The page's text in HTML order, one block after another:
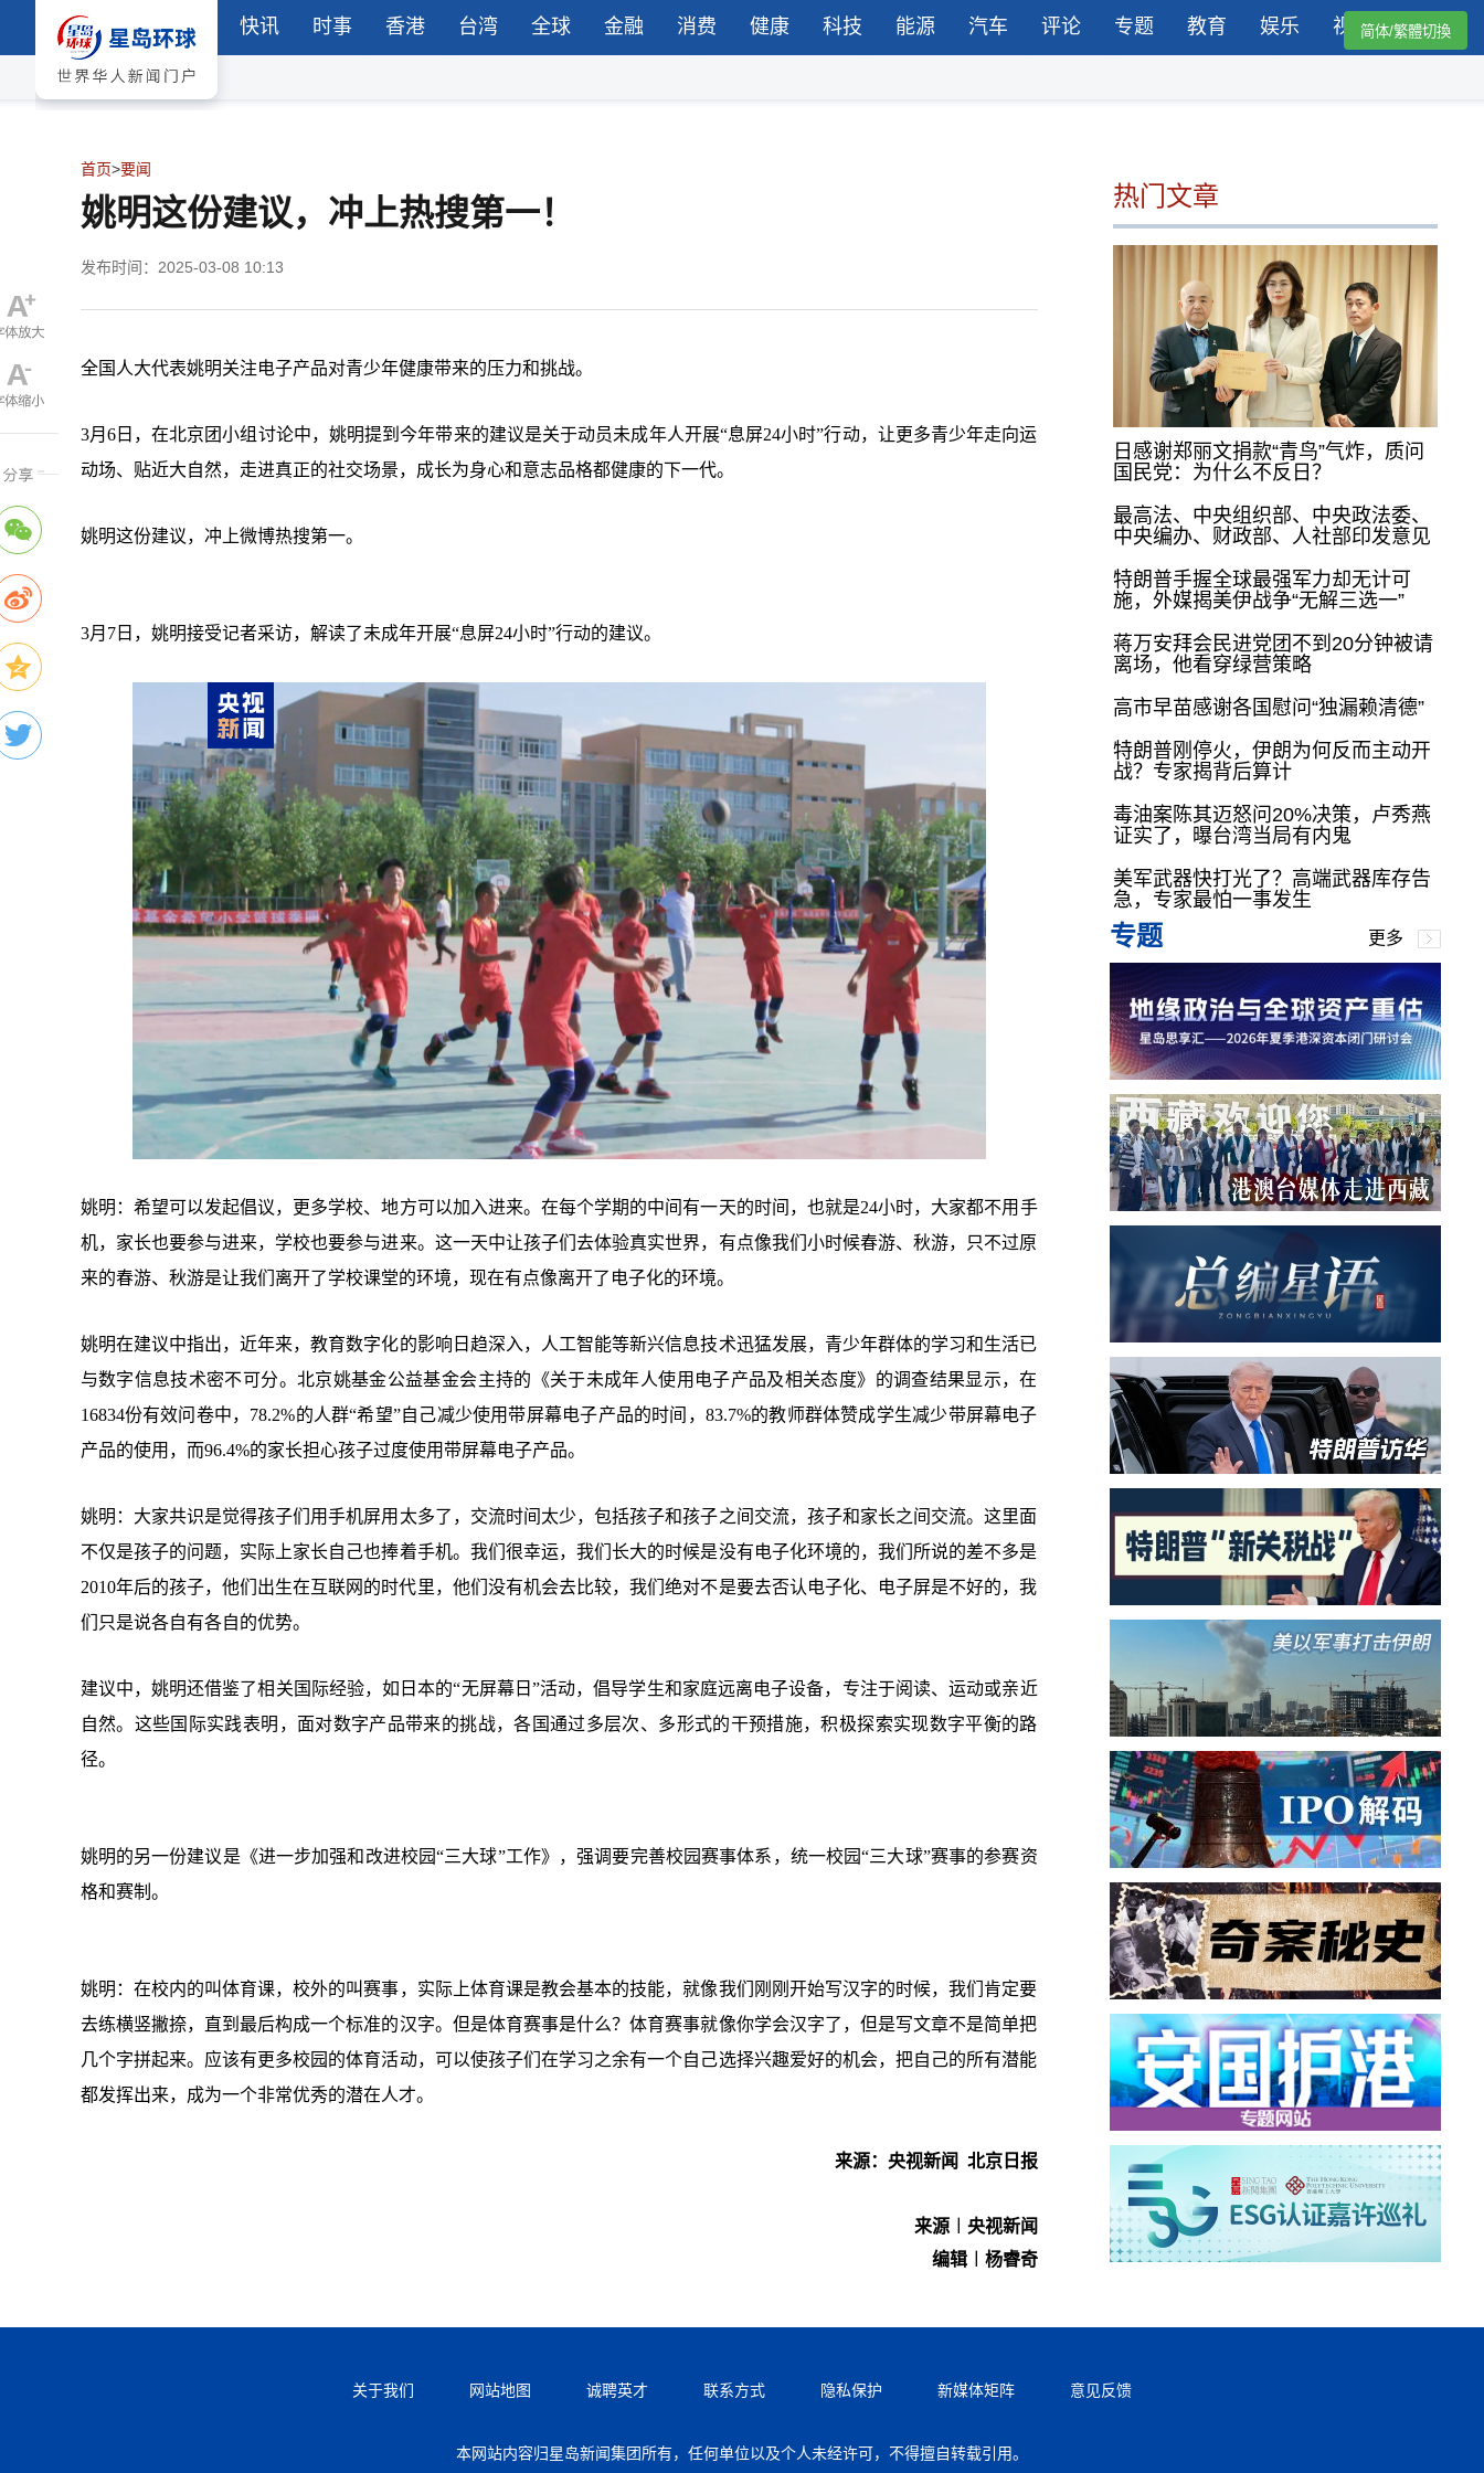
快讯 时事 香港 台湾 全球 金融 消费 健康 科技 能源 汽车 评论 专题 教育 娱乐 视频简体/繁體切換
首页>要闻
姚明这份建议，冲上热搜第一！
发布时间：2025-03-08 10:13
全国人大代表姚明关注电子产品对青少年健康带来的压力和挑战。
3月6日，在北京团小组讨论中，姚明提到今年带来的建议是关于动员未成年人开展“息屏24小时”行动，让更多青少年走向运
动场、贴近大自然，走进真正的社交场景，成长为身心和意志品格都健康的下一代。
姚明这份建议，冲上微博热搜第一。
3月7日，姚明接受记者采访，解读了未成年开展“息屏24小时”行动的建议。
姚明：希望可以发起倡议，更多学校、地方可以加入进来。在每个学期的中间有一天的时间，也就是24小时，大家都不用手
机，家长也要参与进来，学校也要参与进来。这一天中让孩子们去体验真实世界，有点像我们小时候春游、秋游，只不过原
来的春游、秋游是让我们离开了学校课堂的环境，现在有点像离开了电子化的环境。
姚明在建议中指出，近年来，教育数字化的影响日趋深入，人工智能等新兴信息技术迅猛发展，青少年群体的学习和生活已
与数字信息技术密不可分。北京姚基金公益基金会主持的《关于未成年人使用电子产品及相关态度》的调查结果显示，在
16834份有效问卷中，78.2%的人群“希望”自己减少使用带屏幕电子产品的时间，83.7%的教师群体赞成学生减少带屏幕电子
产品的使用，而96.4%的家长担心孩子过度使用带屏幕电子产品。
姚明：大家共识是觉得孩子们用手机屏用太多了，交流时间太少，包括孩子和孩子之间交流，孩子和家长之间交流。这里面
不仅是孩子的问题，实际上家长自己也捧着手机。我们很幸运，我们长大的时候是没有电子化环境的，我们所说的差不多是
2010年后的孩子，他们出生在互联网的时代里，他们没有机会去比较，我们绝对不是要去否认电子化、电子屏是不好的，我
们只是说各自有各自的优势。
建议中，姚明还借鉴了相关国际经验，如日本的“无屏幕日”活动，倡导学生和家庭远离电子设备，专注于阅读、运动或亲近
自然。这些国际实践表明，面对数字产品带来的挑战，各国通过多层次、多形式的干预措施，积极探索实现数字平衡的路
径。
姚明的另一份建议是《进一步加强和改进校园“三大球”工作》，强调要完善校园赛事体系，统一校园“三大球”赛事的参赛资
格和赛制。
姚明：在校内的叫体育课，校外的叫赛事，实际上体育课是教会基本的技能，就像我们刚刚开始写汉字的时候，我们肯定要
去练横竖撇捺，直到最后构成一个标准的汉字。但是体育赛事是什么？体育赛事就像你学会汉字了，但是写文章不是简单把
几个字拼起来。应该有更多校园的体育活动，可以使孩子们在学习之余有一个自己选择兴趣爱好的机会，把自己的所有潜能
都发挥出来，成为一个非常优秀的潜在人才。
来源：央视新闻 北京日报
来源︱央视新闻
编辑︱杨睿奇
热门文章
日感谢郑丽文捐款“青鸟”气炸，质问
国民党：为什么不反日？
最高法、中央组织部、中央政法委、
中央编办、财政部、人社部印发意见
特朗普手握全球最强军力却无计可
施，外媒揭美伊战争“无解三选一”
蒋万安拜会民进党团不到20分钟被请
离场，他看穿绿营策略
高市早苗感谢各国慰问“独漏赖清德”
特朗普刚停火，伊朗为何反而主动开
战？专家揭背后算计
毒油案陈其迈怒问20%决策，卢秀燕
证实了，曝台湾当局有内鬼
美军武器快打光了？高端武器库存告
急，专家最怕一事发生
专题 更多
关于我们 网站地图 诚聘英才 联系方式 隐私保护 新媒体矩阵 意见反馈
本网站内容归星岛新闻集团所有，任何单位以及个人未经许可，不得擅自转载引用。